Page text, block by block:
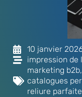
10 janvier
impression de
marketing b2b,
catalogues
reliure parfaite